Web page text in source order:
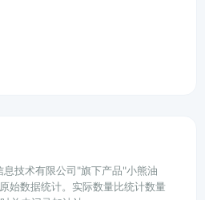
技术有限公司"旗下产品"小熊油
始数据统计。实际数量比统计数量